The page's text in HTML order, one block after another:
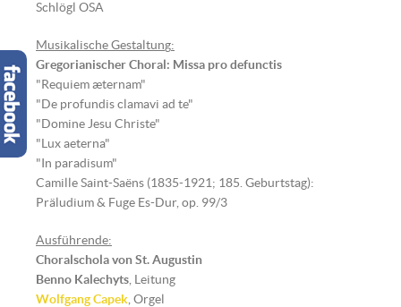
Schlögl OSA
Musikalische Gestaltung:
Gregorianischer Choral: Missa pro defunctis
"Requiem æternam"
"De profundis clamavi ad te"
"Domine Jesu Christe"
"Lux aeterna"
"In paradisum"
Camille Saint-Saëns (1835-1921; 185. Geburtstag):
Präludium & Fuge Es-Dur, op. 99/3
Ausführende:
Choralschola von St. Augustin
Benno Kalechyts , Leitung
Wolfgang Capek , Orgel